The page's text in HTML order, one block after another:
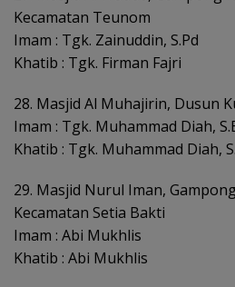
Kecamatan Teunom
Imam : Tgk. Zainuddin, S.Pd
Khatib : Tgk. Firman Fajri
28. Masjid Al Muhajirin, Dusun
Imam : Tgk. Muhammad Diah,
Khatib : Tgk. Muhammad Diah,
29. Masjid Nurul Iman,
Kecamatan Setia Bakti
Imam : Abi Mukhlis
Khatib : Abi Mukhlis